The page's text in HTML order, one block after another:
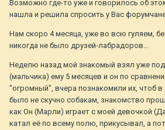
Возможно где-то уже и говорилось об
нашла и решила спросить у Вас
Нам скоро 4 месяца, уже во всю гуляем,
никогда не было друзей-лабрадоров...
Неделю назад мой знакомый взял уже
(мальчика) ему 5 месяцев и он по
"огромный", вчера познакомили их, чтоб
было не скучно собакам, знакомство
как Он (Марли) играет с моей девочкой
катал её по всему полю, прикусывал, а